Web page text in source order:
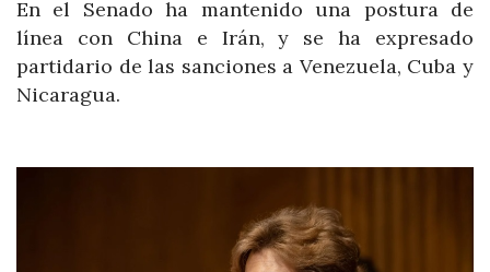
En el Senado ha mantenido una postura de
línea con China e Irán, y se ha expresado
partidario de las sanciones a Venezuela, Cuba y
Nicaragua.